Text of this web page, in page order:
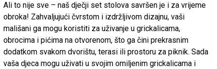
Ali to nije sve – naš dječji set stolova savršen je i za vrijeme
obroka! Zahvaljujući čvrstom i izdržljivom dizajnu, vaši
mališani ga mogu koristiti za uživanje u grickalicama,
obrocima i pićima na otvorenom, što ga čini prekrasnim
dodatkom svakom dvorištu, terasi ili prostoru za piknik. Sada
vaša djeca mogu uživati u svojim omiljenim grickalicama i